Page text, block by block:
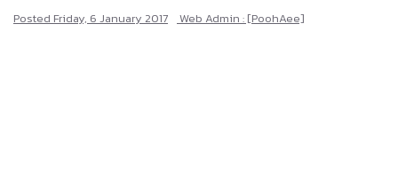
Posted Friday, 6 January 2017 Web Admin : [PoohAee]